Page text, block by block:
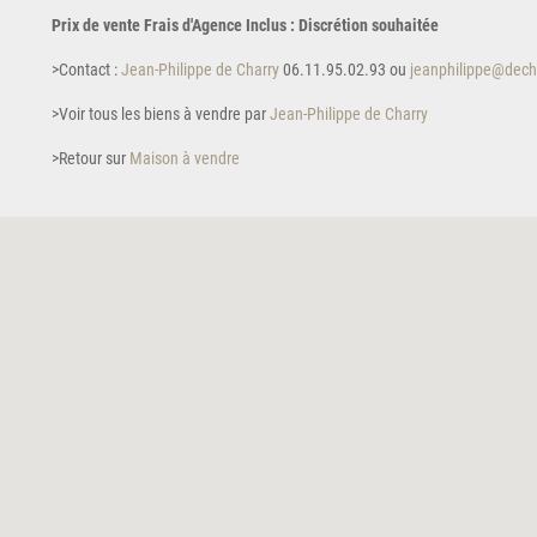
Prix de vente Frais d'Agence Inclus : Discrétion souhaitée
>Contact :Jean-Philippe de Charry06.11.95.02.93 ou
>Voir tous les biens à vendre parJean-Philippe de Charry
>Retour sur Maison à vendre